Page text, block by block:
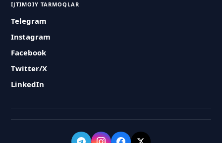
IJTIMOIY TARMOQLAR
Telegram
Instagram
Facebook
Twitter/X
LinkedIn